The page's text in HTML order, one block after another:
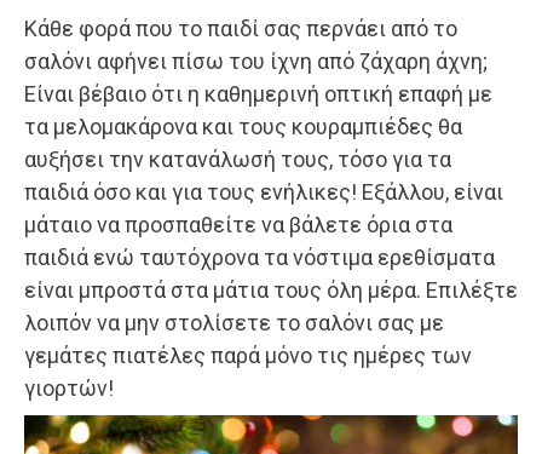
Κάθε φορά που το παιδί σας περνάει από το
σαλόνι αφήνει πίσω του ίχνη από ζάχαρη άχνη;
Είναι βέβαιο ότι η καθημερινή οπτική επαφή με
τα μελομακάρονα και τους κουραμπιέδες θα
αυξήσει την κατανάλωσή τους, τόσο για τα
παιδιά όσο και για τους ενήλικες! Εξάλλου, είναι
μάταιο να προσπαθείτε να βάλετε όρια στα
παιδιά ενώ ταυτόχρονα τα νόστιμα ερεθίσματα
είναι μπροστά στα μάτια τους όλη μέρα. Επιλέξτε
λοιπόν να μην στολίσετε το σαλόνι σας με
γεμάτες πιατέλες παρά μόνο τις ημέρες των
γιορτών!